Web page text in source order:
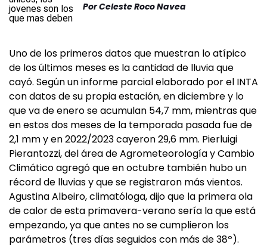
PorCeleste Roco Navea
Uno de los primeros datos que muestran lo atípico
de los últimos meses es la cantidad de lluvia que
cayó. Según un informe parcial elaborado por el INTA
con datos de su propia estación, en diciembre y lo
que va de enero se acumulan 54,7 mm, mientras que
en estos dos meses de la temporada pasada fue de
2,1 mm y en 2022/2023 cayeron 29,6 mm. Pierluigi
Pierantozzi, del área de Agrometeorología y Cambio
Climático agregó que en octubre también hubo un
récord de lluvias y que se registraron más vientos.
Agustina Albeiro, climatóloga, dijo que la primera ola
de calor de esta primavera-verano sería la que está
empezando, ya que antes no se cumplieron los
parámetros (tres días seguidos con más de 38º).